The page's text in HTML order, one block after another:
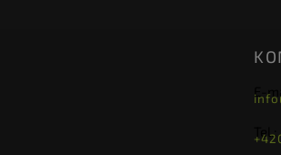
E-
Tel.: